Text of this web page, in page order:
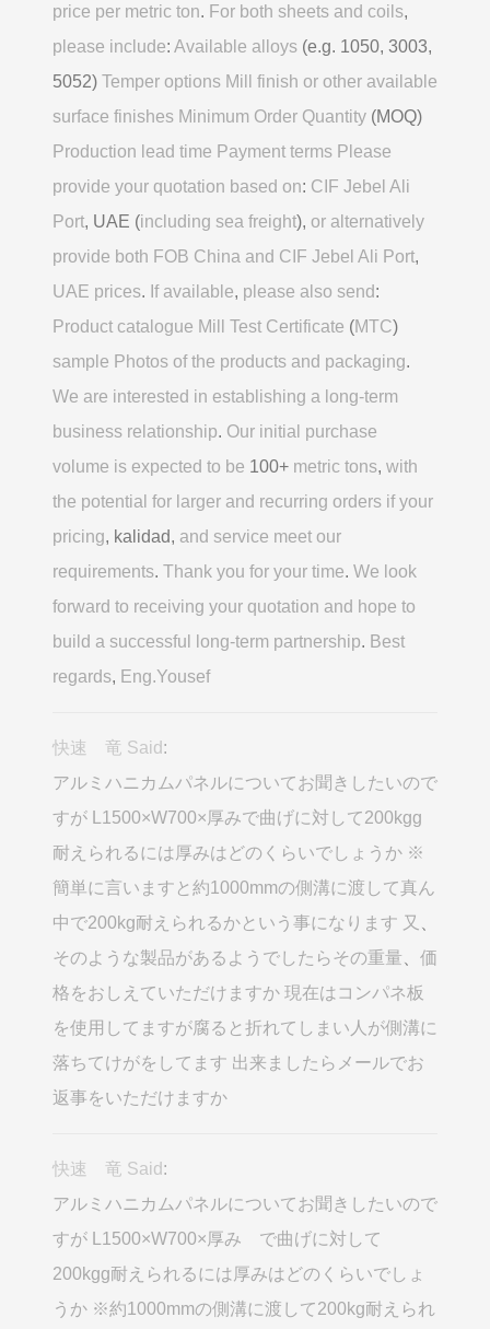
price per metric ton. For both sheets and coils,
please include: Available alloys (e.g. 1050, 3003,
5052) Temper options Mill finish or other available
surface finishes Minimum Order Quantity (MOQ)
Production lead time Payment terms Please
provide your quotation based on: CIF Jebel Ali
Port, UAE (including sea freight), or alternatively
provide both FOB China and CIF Jebel Ali Port,
UAE prices. If available, please also send:
Product catalogue Mill Test Certificate (MTC)
sample Photos of the products and packaging.
We are interested in establishing a long-term
business relationship. Our initial purchase
volume is expected to be 100+ metric tons, with
the potential for larger and recurring orders if your
pricing, kalidad, and service meet our
requirements. Thank you for your time. We look
forward to receiving your quotation and hope to
build a successful long-term partnership. Best
regards, Eng.Yousef
快速 竜 Said :
アルミハニカムパネルについてお聞きしたいので
すが L1500×W700×厚みで曲げに対して200kgg
耐えられるには厚みはどのくらいでしょうか ※
簡単に言いますと約1000mmの側溝に渡して真ん
中で200kg耐えられるかという事になります 又
そのような製品があるようでしたらその重量
価
格をおしえていただけますか 現在はコンパネ板
を使用してますが腐ると折れてしまい人が側溝に
落ちてけがをしてます 出来ましたらメールでお
返事をいただけますか
快速 竜 Said :
アルミハニカムパネルについてお聞きしたいので
すが L1500×W700×厚み で曲げに対して
200kgg耐えられるには厚みはどのくらいでしょ
うか ※約1000mmの側溝に渡して200kg耐えられ